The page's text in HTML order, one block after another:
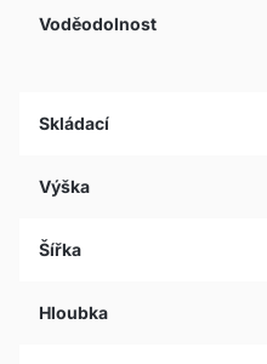
Voděodolnost
Skládací
Výška
Šířka
Hloubka